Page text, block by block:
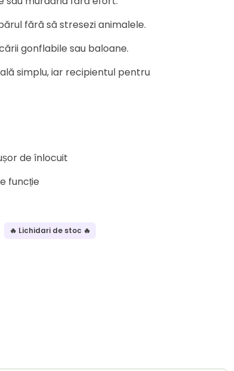
fără să stresezi animalele.
gonflabile sau baloane.
simplu, iar recipientul pentru
de înlocuit
funcție
🔥 Lichidari de stoc 🔥